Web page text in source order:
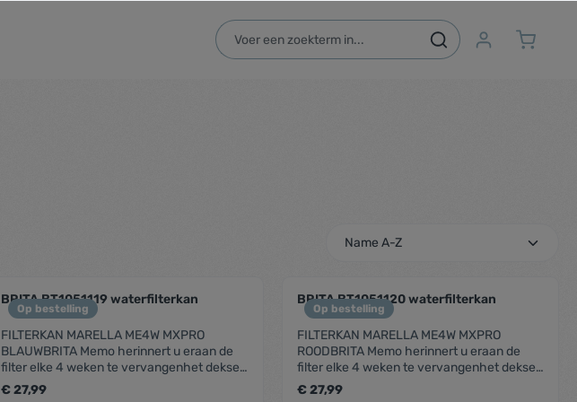
Op bestelling
BRITA BT1051119 waterfilterkan
FILTERKAN MARELLA ME4W MXPRO
BLAUWBRITA Memo herinnert u eraan de
filter elke 4 weken te vervangenhet deksel
met handige vulklep kzn met 1 hand
€ 27,99
Op bestelling
BRITA BT1051120 waterfilterkan
FILTERKAN MARELLA ME4W MXPRO
ROODBRITA Memo herinnert u eraan de
filter elke 4 weken te vervangenhet deksel
met handige vulklep kzn met 1 hand
€ 27,99